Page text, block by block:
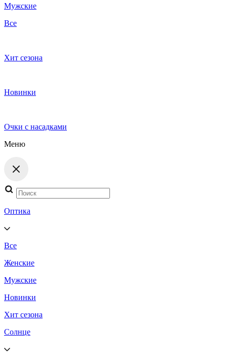
Мужские
Все
Хит сезона
Новинки
Очки с насадками
Меню
Поиск
товаров
Оптика
Все
Женские
Мужские
Новинки
Хит сезона
Солнце